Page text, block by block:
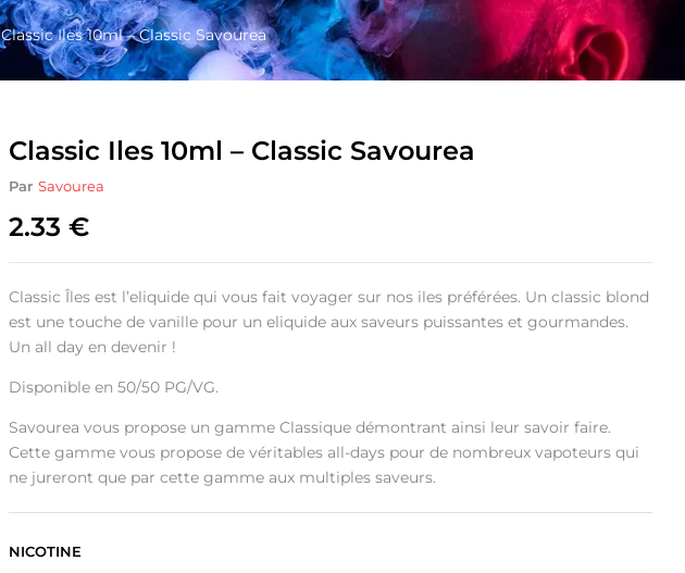
Classic Iles 10ml – Classic Savourea
Classic Iles 10ml – Classic Savourea
Par Savourea
2.33 €
Classic Îles est l’eliquide qui vous fait voyager sur nos iles préférées. Un classic blond
est une touche de vanille pour un eliquide aux saveurs puissantes et gourmandes.
Un all day en devenir !
Disponible en 50/50 PG/VG.
Savourea vous propose un gamme Classique démontrant ainsi leur savoir faire.
Cette gamme vous propose de véritables all-days pour de nombreux vapoteurs qui
ne jureront que par cette gamme aux multiples saveurs.
NICOTINE